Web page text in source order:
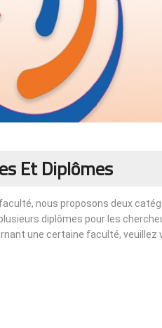
Et Diplômes
nous proposons deux
diplômes pour les
une certaine faculté, veuillez